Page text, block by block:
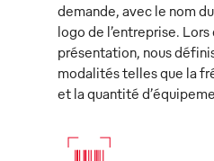
demande, avec le nom
logo de l’entreprise. Lors
présentation, nous
modalités telles que la
et la quantité